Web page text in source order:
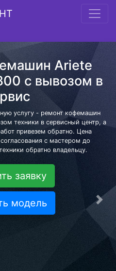
Ariete
с вывозом в
услугу - ремонт кофемашин
техники в сервисный центр, а
привезем обратно. Цена
с мастером до
обратно владельцу.
заявку
модель